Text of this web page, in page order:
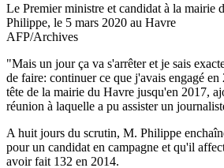
Le Premier ministre et candidat à la mairie
Philippe, le 5 mars 2020 au Havre
AFP/Archives
"Mais un jour ça va s'arrêter et je sais
de faire: continuer ce que j'avais engagé
tête de la mairie du Havre jusqu'en 2017,
réunion à laquelle a pu assister un
A huit jours du scrutin, M. Philippe
pour un candidat en campagne et qu'il
avoir fait 132 en 2014.